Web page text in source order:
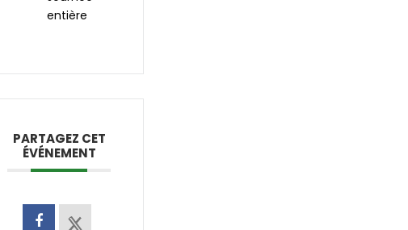
entière
PARTAGEZ CET
ÉVÉNEMENT